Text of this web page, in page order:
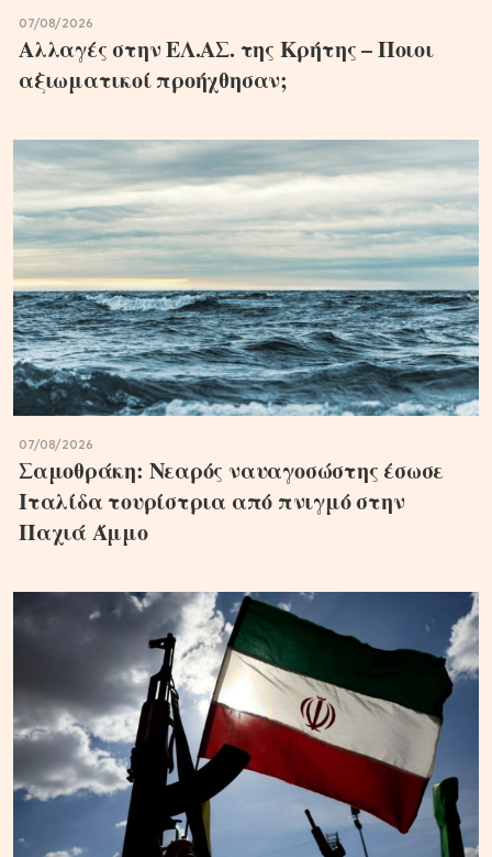
07/08/2026
Αλλαγές στην ΕΛ.ΑΣ. της Κρήτης – Ποιοι
αξιωματικοί προήχθησαν;
07/08/2026
Σαμοθράκη: Νεαρός ναυαγοσώστης έσωσε
Ιταλίδα τουρίστρια από πνιγμό στην
Παχιά Άμμο